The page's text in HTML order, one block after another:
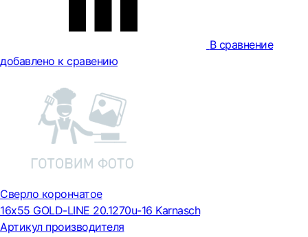
В сравнение
добавлено к сравению
Сверло корончатое
16х55 GOLD-LINE 20.1270u-16 Karnasch
Артикул производителя